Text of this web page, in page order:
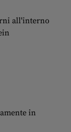
all'interno
in